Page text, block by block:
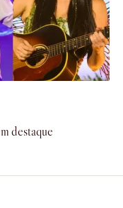
destaque